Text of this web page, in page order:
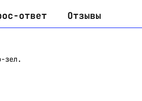
ответ Отзывы
зел.